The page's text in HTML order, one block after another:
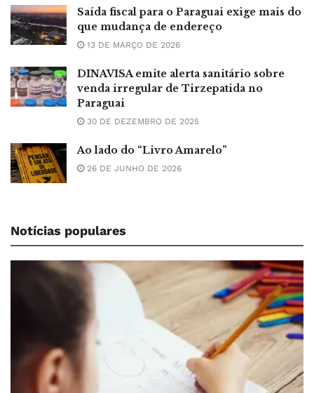
Saída fiscal para o Paraguai exige mais do
que mudança de endereço
13 DE MARÇO DE 2026
DINAVISA emite alerta sanitário sobre
venda irregular de Tirzepatida no
Paraguai
30 DE DEZEMBRO DE 2025
Ao lado do “Livro Amarelo”
26 DE JUNHO DE 2026
Notícias populares